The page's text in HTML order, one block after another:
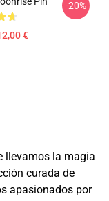
€
-20%
llevamos la magia
curada de
apasionados por